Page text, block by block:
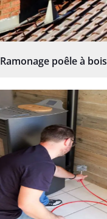
Ramonage poêle à bois